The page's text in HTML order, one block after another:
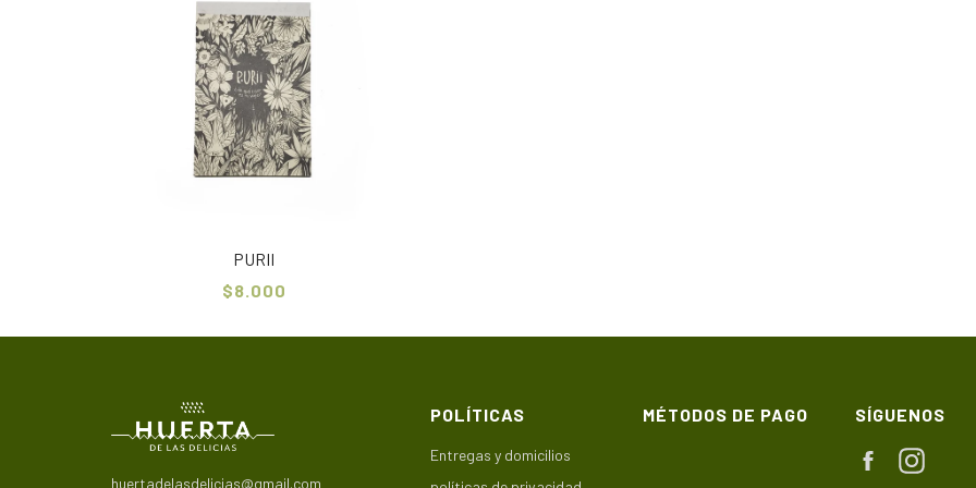
PURII
$8.000
huertadelasdelicias@gmail.com
POLÍTICAS
Entregas y domicilios
MÉTODOS DE PAGO SÍGUENOS
Facebook